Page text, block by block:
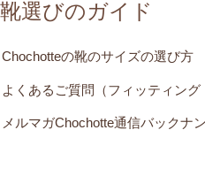
靴選びのガイド
Chochotteの靴のサイズの選び方
よくあるご質問（フィッティング
メルマガChochotte通信バックナ